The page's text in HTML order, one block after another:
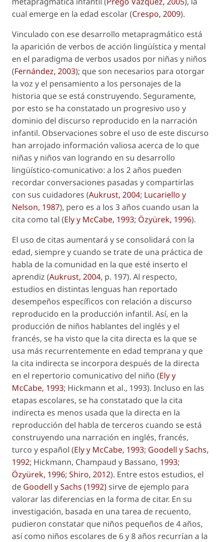
cual emerge en la edad escolar (Crespo, 2009).
Vinculado con ese desarrollo metapragmático está
la aparición de verbos de acción lingüística y mental
en el paradigma de verbos usados por niñas y niños
(Fernández, 2003); que son necesarios para otorgar
la voz y el pensamiento a los personajes de la
historia que se está construyendo. Seguramente,
por esto se ha constatado un progresivo uso y
dominio del discurso reproducido en la narración
infantil. Observaciones sobre el uso de este discurso
han arrojado información valiosa acerca de lo que
niñas y niños van logrando en su desarrollo
lingüístico-comunicativo: a los 2 años pueden
recordar conversaciones pasadas y compartirlas
con sus cuidadores (Aukrust, 2004; Lucariello y
Nelson, 1987), pero es a los 3 años cuando usan la
cita como tal (Ely y McCabe, 1993; Özyürek, 1996).
El uso de citas aumentará y se consolidará con la
edad, siempre y cuando se trate de una práctica de
habla de la comunidad en la que esté inserto el
aprendiz (Aukrust, 2004, p. 197). Al respecto,
estudios en distintas lenguas han reportado
desempeños específicos con relación a discurso
reproducido en la producción infantil. Así, en la
producción de niños hablantes del inglés y el
francés, se ha visto que la cita directa es la que se
usa más recurrentemente en edad temprana y que
la cita indirecta se incorpora después de la directa
en el repertorio comunicativo del niño (Ely y
McCabe, 1993; Hickmann et al., 1993). Incluso en las
etapas escolares, se ha constatado que la cita
indirecta es menos usada que la directa en la
reproducción del habla de terceros cuando se está
construyendo una narración en inglés, francés,
turco y español (Ely y McCabe, 1993; Goodell y Sachs,
1992; Hickmann, Champaud y Bassano, 1993;
Özyürek, 1996; Shiro, 2012). Entre estos estudios, el
de Goodell y Sachs (1992)sirve de ejemplo para
valorar las diferencias en la forma de citar. En su
investigación, basada en una tarea de recuento,
pudieron constatar que niños pequeños de 4 años,
así como niños escolares de 6 y 8 años recurrían a la